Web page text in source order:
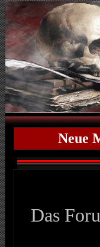
Neue
Das